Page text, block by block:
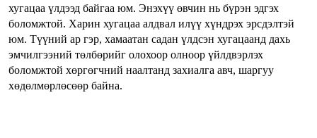
хугацаа үлдээд байгаа юм. Энэхүү өвчин нь бүрэн эдгэх
боломжтой. Харин хугацаа алдвал илүү хүндрэх эрсдэлтэй
юм. Түүний ар гэр, хамаатан садан үлдсэн хугацаанд дахь
эмчилгээний төлбөрийг олохоор олноор үйлдвэрлэх
боломжтой хөргөгчний наалтанд захиалга авч, шаргуу
хөдөлмөрлөсөөр байна.